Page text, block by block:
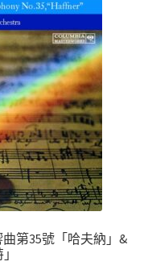
曲第35號「哈夫納」&